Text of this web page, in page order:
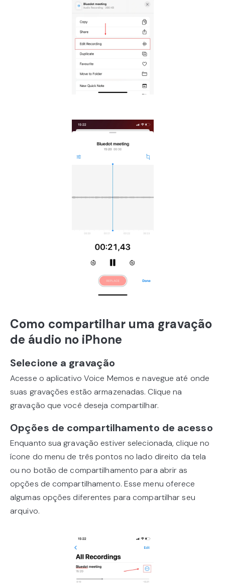
Como compartilhar uma gravação
de áudio no iPhone
Selecione a gravação
Acesse o aplicativo Voice Memos e navegue até onde
suas gravações estão armazenadas. Clique na
gravação que você deseja compartilhar.
Opções de compartilhamento de acesso
Enquanto sua gravação estiver selecionada, clique no
ícone do menu de três pontos no lado direito da tela
ou no botão de compartilhamento para abrir as
opções de compartilhamento. Esse menu oferece
algumas opções diferentes para compartilhar seu
arquivo.